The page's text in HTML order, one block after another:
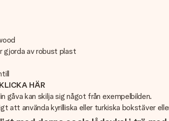
gjorda av robust plast
HÄR
gåva kan skilja sig något från exempelbilden.
att använda kyrilliska eller turkiska bokstäver